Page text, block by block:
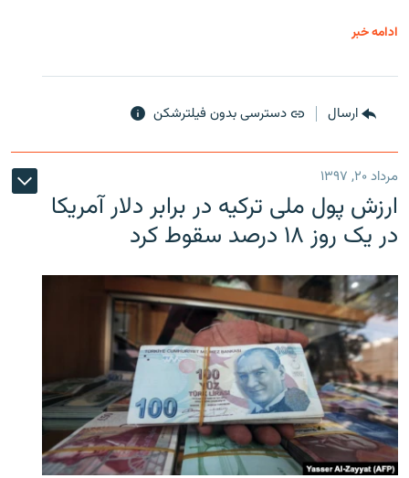
ادامه خبر
ارسال دسترسی بدون فیلترشکن
مرداد ۲۰, ۱۳۹۷
ارزش پول ملی ترکیه در برابر دلار آمریکا
در یک روز ۱۸ درصد سقوط کرد